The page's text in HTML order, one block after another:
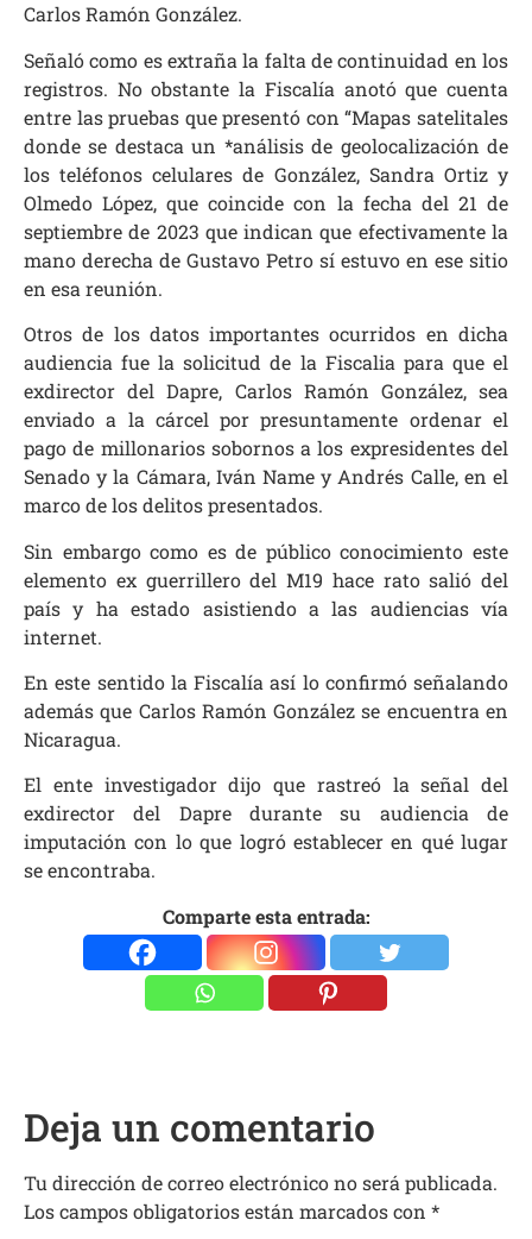
Carlos Ramón González.
Señaló como es extraña la falta de continuidad en los
registros. No obstante la Fiscalía anotó que cuenta
entre las pruebas que presentó con “Mapas satelitales
donde se destaca un *análisis de geolocalización de
los teléfonos celulares de González, Sandra Ortiz y
Olmedo López, que coincide con la fecha del 21 de
septiembre de 2023 que indican que efectivamente la
mano derecha de Gustavo Petro sí estuvo en ese sitio
en esa reunión.
Otros de los datos importantes ocurridos en dicha
audiencia fue la solicitud de la Fiscalia para que el
exdirector del Dapre, Carlos Ramón González, sea
enviado a la cárcel por presuntamente ordenar el
pago de millonarios sobornos a los expresidentes del
Senado y la Cámara, Iván Name y Andrés Calle, en el
marco de los delitos presentados.
Sin embargo como es de público conocimiento este
elemento ex guerrillero del M19 hace rato salió del
país y ha estado asistiendo a las audiencias vía
internet.
En este sentido la Fiscalía así lo confirmó señalando
además que Carlos Ramón González se encuentra en
Nicaragua.
El ente investigador dijo que rastreó la señal del
exdirector del Dapre durante su audiencia de
imputación con lo que logró establecer en qué lugar
se encontraba.
Comparte esta entrada:
Deja un comentario
Tu dirección de correo electrónico no será publicada.
Los campos obligatorios están marcados con *